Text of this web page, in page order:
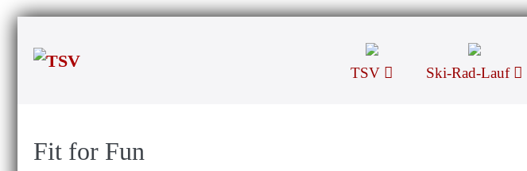
Zum
TSV Ski-Rad-Lauf
Fit for Fun